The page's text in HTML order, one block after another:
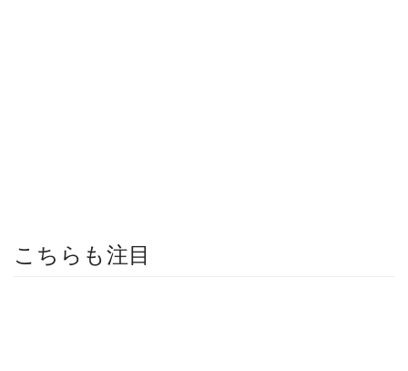
こちらも注目